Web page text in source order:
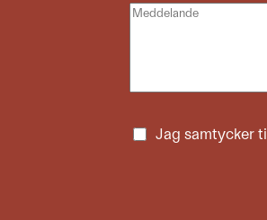
Jag samtycker